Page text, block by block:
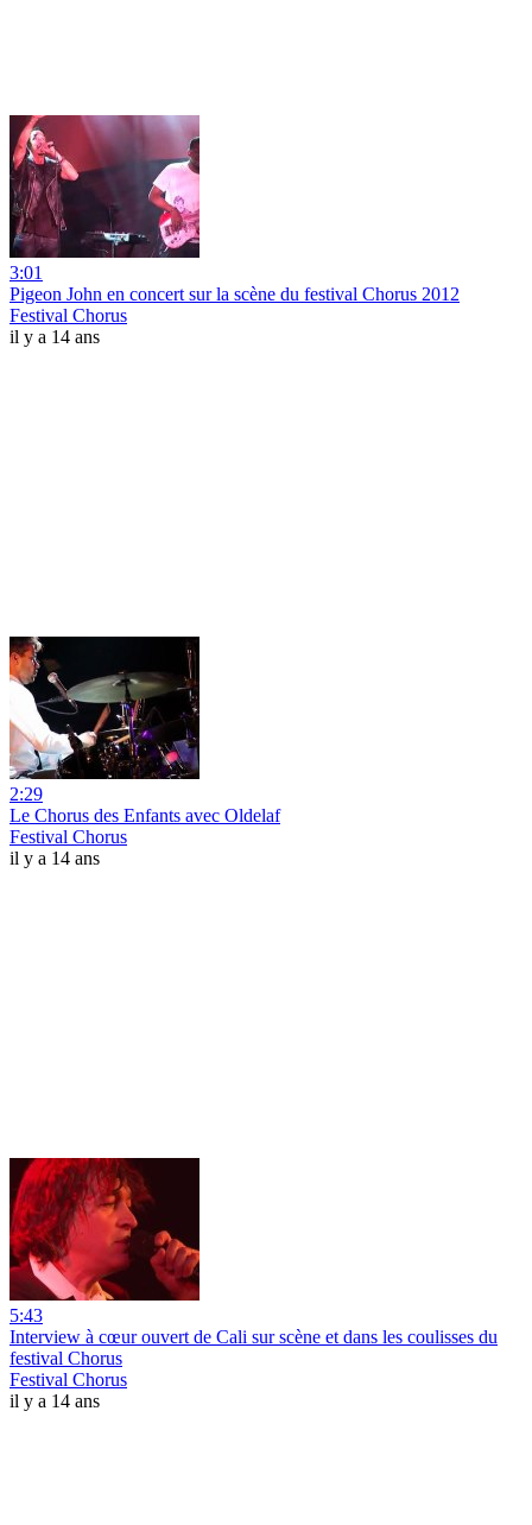
3:01
Pigeon John en concert sur la scène du festival Chorus 2012
Festival Chorus
il y a 14 ans
2:29
Le Chorus des Enfants avec Oldelaf
Festival Chorus
il y a 14 ans
5:43
Interview à cœur ouvert de Cali sur scène et dans les coulisses du
festival Chorus
Festival Chorus
il y a 14 ans